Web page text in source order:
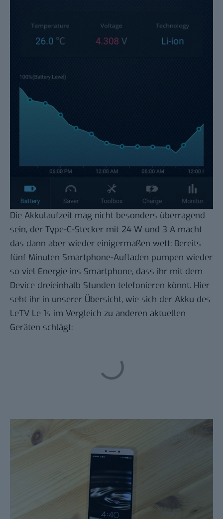
Die Akkulaufzeit mag nicht besonders überragend
sein, der Type-C-Stecker mit 24 W und 3 A macht
das dann aber wieder einigermaßen wett: Bereits
fünf Minuten Smartphone-Aufladen pumpen wieder
so viel Energie ins Smartphone, dass ihr mit dem
Device dreieinhalb Stunden telefonieren könnt. Hier
seht ihr in unserer Übersicht, wie sich der Akku des
LeTV Le 1s im Vergleich zu anderen aktuellen
Geräten schlägt: